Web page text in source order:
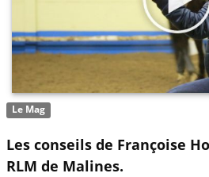
Le Mag
Les conseils de Françoise
RLM de Malines.